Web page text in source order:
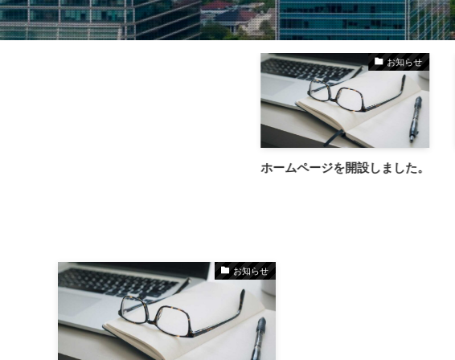
お知らせ
ホームページを開設しました。
お知らせ